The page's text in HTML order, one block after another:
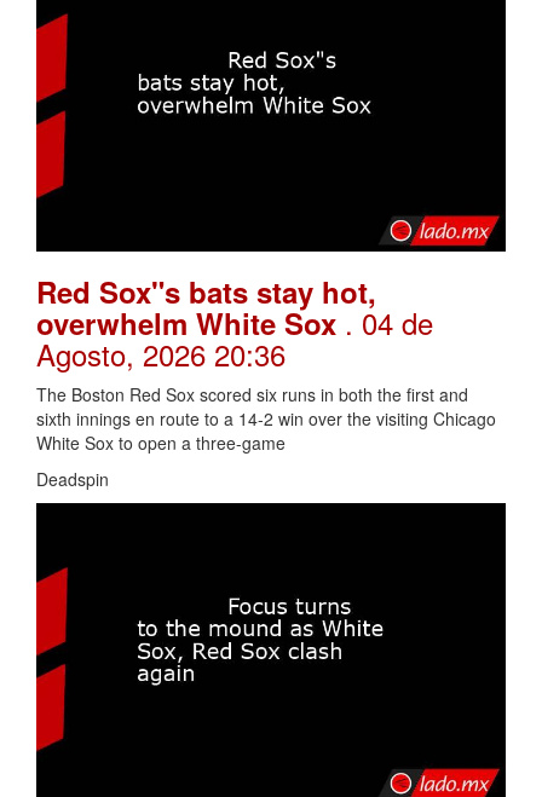
Red Sox"s bats stay hot,
overwhelm White Sox . 04 de
Agosto, 2026 20:36
The Boston Red Sox scored six runs in both the first and
sixth innings en route to a 14-2 win over the visiting Chicago
White Sox to open a three-game
Deadspin